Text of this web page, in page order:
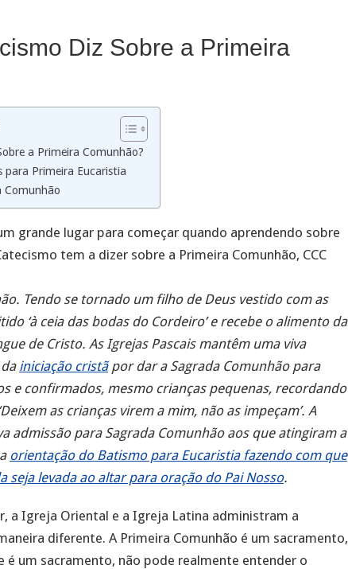
Diz Sobre a Primeira
a Primeira Comunhão?
para Primeira Eucaristia
Comunhão
grande lugar para começar quando aprendendo sobre
tem a dizer sobre a Primeira Comunhão, CCC
Tendo se tornado um filho de Deus vestido com as
‘à ceia das bodas do Cordeiro’ e recebe o alimento da
de Cristo. As Igrejas Pascais mantêm uma viva
iniciação cristãpor dar a Sagrada Comunhão para
e confirmados, mesmo crianças pequenas, recordando
as crianças virem a mim, não as impeçam’. A
admissão para Sagrada Comunhão aos que atingiram a
orientação do Batismo para Eucaristia fazendo com que
seja levada ao altar para oração do Pai Nosso.
a Igreja Oriental e a Igreja Latina administram a
diferente. A Primeira Comunhão é um sacramento,
é um sacramento, não pode realmente entender o